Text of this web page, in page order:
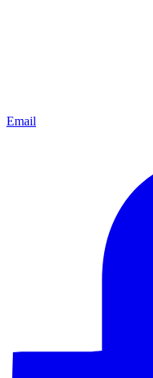
Email